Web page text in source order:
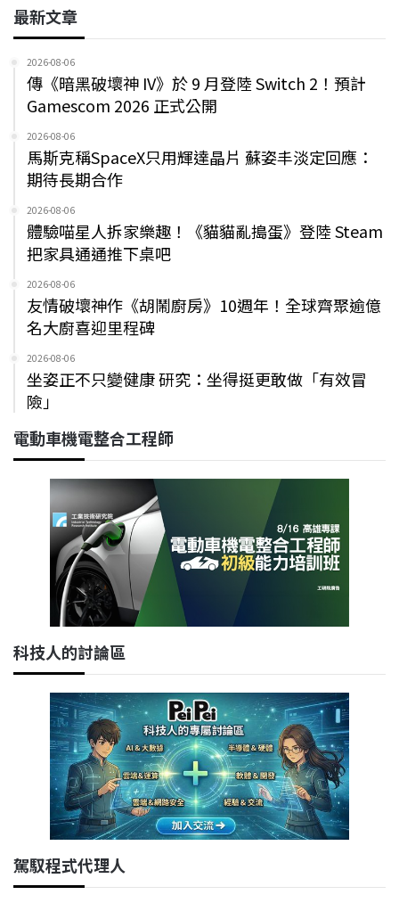
最新文章
2026-08-06
傳《暗黑破壞神 IV》於 9 月登陸 Switch 2！預計
Gamescom 2026 正式公開
2026-08-06
馬斯克稱SpaceX只用輝達晶片 蘇姿丰淡定回應：
期待長期合作
2026-08-06
體驗喵星人拆家樂趣！《貓貓亂搗蛋》登陸 Steam
把家具通通推下桌吧
2026-08-06
友情破壞神作《胡鬧廚房》10週年！全球齊聚逾億
名大廚喜迎里程碑
2026-08-06
坐姿正不只變健康 研究：坐得挺更敢做「有效冒
險」
電動車機電整合工程師
科技人的討論區
駕馭程式代理人